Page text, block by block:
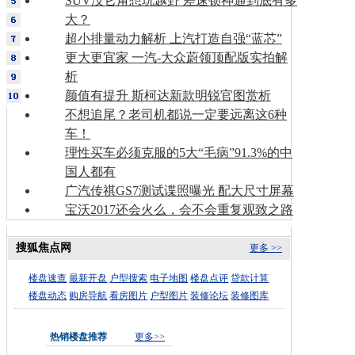
大？
超小排量动力解析 上汽打造自强“蓝芯”
更大更宜家 一汽-大众蔚领顶配版实拍解
析
颜值有提升 斯柯达新款明锐官图赏析
不想追尾？老司机都说一定要远离这6种
车！
理性买车必须克服的5大“毛病”91.3%的中
国人都有
广汽传祺GS7测试谍照曝光 配大尺寸屏幕
宝沃2017还会火么，会不会重复观致之路
更多 >>
搜狐焦点网
楼盘速查 最新开盘 户型搜索 电子地图 楼盘点评 贷款计算
楼盘动态 购房导航 看房图片 户型图片 装修论坛 装修图库
热销楼盘推荐 更多>>